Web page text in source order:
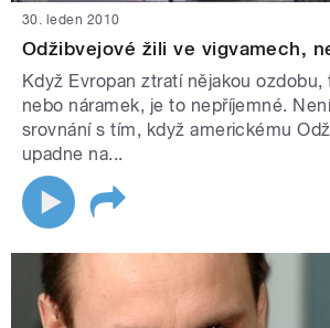
30. leden 2010
Odžibvejové žili ve vigvamech,
Když Evropan ztratí nějakou ozdobu,
nebo náramek, je to nepříjemné.
srovnání s tím, když americkému
upadne na...